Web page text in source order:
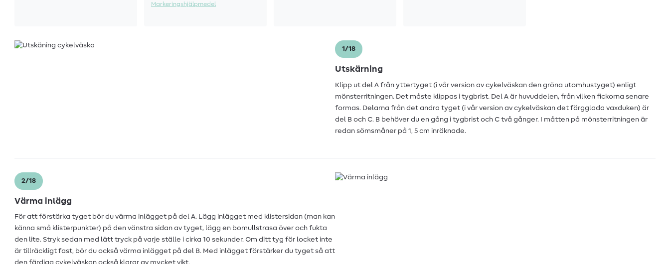
Markeringshjälpmedel
1/18
Utskärning
Klipp ut del A från yttertyget (i vår version av cykelväskan den gröna utomhustyget) enligt
mönsterritningen. Det måste klippas i tygbrist. Del A är huvuddelen, från vilken fickorna senare
formas. Delarna från det andra tyget (i vår version av cykelväskan det färgglada vaxduken) är
del B och C. B behöver du en gång i tygbrist och C två gånger. I måtten på mönsterritningen är
redan sömsmåner på 1, 5 cm inräknade.
2/18
Värma inlägg
För att förstärka tyget bör du värma inlägget på del A. Lägg inlägget med klistersidan (man kan
känna små klisterpunkter) på den vänstra sidan av tyget, lägg en bomullstrasa över och fukta
den lite. Stryk sedan med lätt tryck på varje ställe i cirka 10 sekunder. Om ditt tyg för locket inte
är tillräckligt fast, bör du också värma inlägget på del B. Med inlägget förstärker du tyget så att
den färdiga cykelväskan också klarar av mycket vikt.